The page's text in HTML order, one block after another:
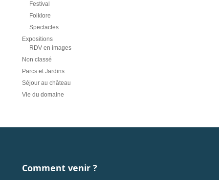
Festival
Folklore
Spectacles
Expositions
RDV en images
Non classé
Parcs et Jardins
Séjour au château
Vie du domaine
Comment venir ?